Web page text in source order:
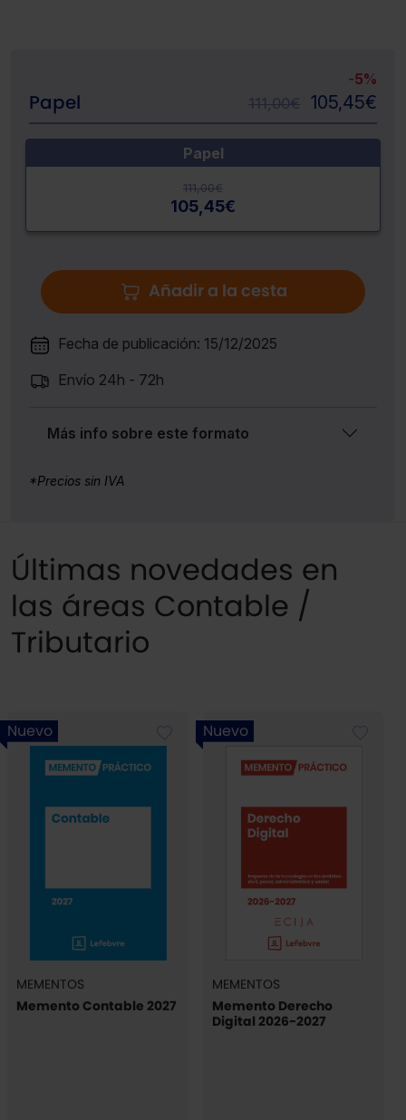
Papel
-5%
111,00€ 105,45€
Papel
111,00€
105,45€
Añadir a la cesta
Fecha de publicación: 15/12/2025
Envío 24h - 72h
Más info sobre este formato
*Precios sin IVA
Últimas novedades en
las áreas Contable /
Tributario
Nuevo
MEMENTOS
Memento Contable 2027
Nuevo
MEMENTOS
Memento Derecho
Digital 2026-2027